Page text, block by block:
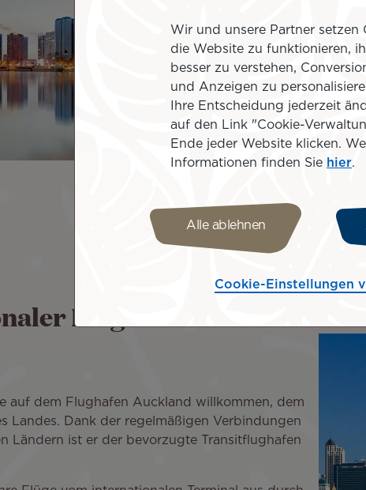
Der
(ca. 14
und
SNCF-
Die
vom
Flughafen Auckland
auf dem Flughafen Auckland willkommen, dem
Landes. Dank der regelmäßigen Verbindungen
Ländern ist er der bevorzugte Transitflughafen
Wir und unsere Partner setzen
die Website zu funktionieren,
besser zu verstehen,
und Anzeigen zu
Ihre Entscheidung jederzeit
auf den Link "Cookie-
Ende jeder Website klicken.
Informationen finden Sie hier.
Alle ablehnen
Cookie-Einstellungen